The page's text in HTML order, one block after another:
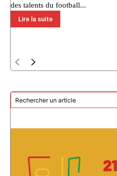
des talents du football...
Lire la suite
Rechercher un article